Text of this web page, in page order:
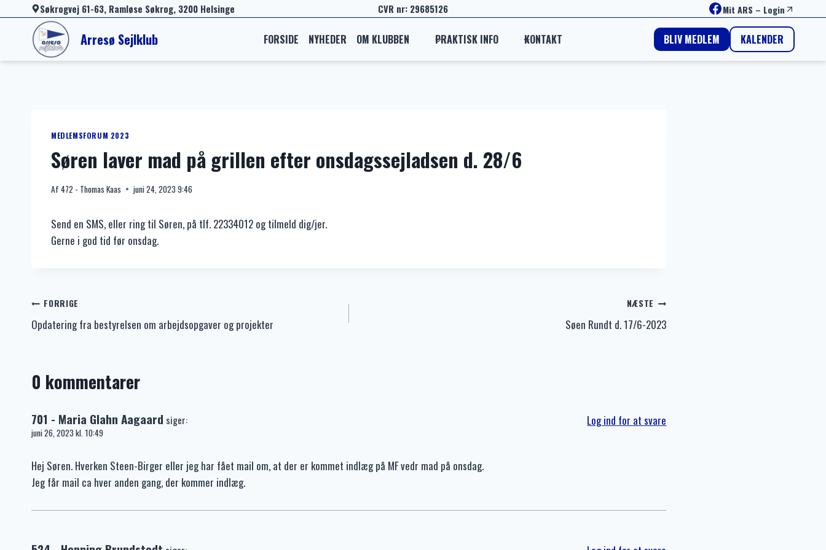
Søkrogvej 61-63, Ramløse Søkrog, 3200 Helsinge CVR nr: 29685126 Facebook
Mit ARS – Login
Arresø Sejlklub FORSIDE NYHEDER OM KLUBBEN PRAKTISK INFO KONTAKT BLIV MEDLEM KALENDER
MEDLEMSFORUM 2023
Søren laver mad på grillen efter onsdagssejladsen d. 28/6
Af 472 - Thomas Kaas juni 24, 2023 9:46
Send en SMS, eller ring til Søren, på tlf. 22334012 og tilmeld dig/jer.
Gerne i god tid før onsdag.
Indlægsnavigation
FORRIGE
Opdatering fra bestyrelsen om arbejdsopgaver og projekter
NÆSTE
Søen Rundt d. 17/6-2023
0 kommentarer
701 - Maria Glahn Aagaard siger:
juni 26, 2023 kl. 10:49
Hej Søren. Hverken Steen-Birger eller jeg har fået mail om, at der er kommet indlæg på MF vedr mad på onsdag.
Jeg får mail ca hver anden gang, der kommer indlæg.
Log ind for at svare